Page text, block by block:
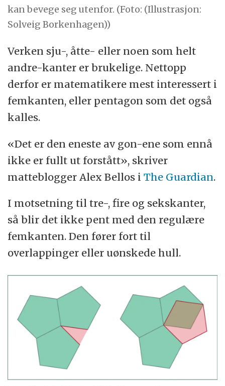
kan bevege seg utenfor. (Foto: (Illustrasjon:
Solveig Borkenhagen))
Verken sju-, åtte- eller noen som helt
andre-kanter er brukelige. Nettopp
derfor er matematikere mest interessert i
femkanten, eller pentagon som det også
kalles.
«Det er den eneste av gon-ene som ennå
ikke er fullt ut forstått», skriver
matteblogger Alex Bellos iThe Guardian.
I motsetning til tre-, fire og sekskanter,
så blir det ikke pent med den regulære
femkanten. Den fører fort til
overlappinger eller uønskede hull.